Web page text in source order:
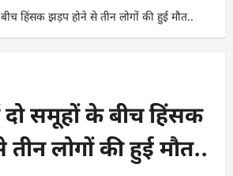
हिंसक झड़प होने से तीन लोगों की हुई मौत..
दो समूहों के बीच हिंसक
लोगों की हुई मौत..